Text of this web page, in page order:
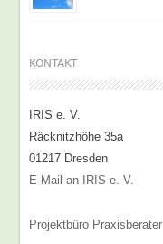
KONTAKT
IRIS e. V.
Räcknitzhöhe 35a
01217 Dresden
E-Mail an IRIS e. V.
Projektbüro Praxisberater